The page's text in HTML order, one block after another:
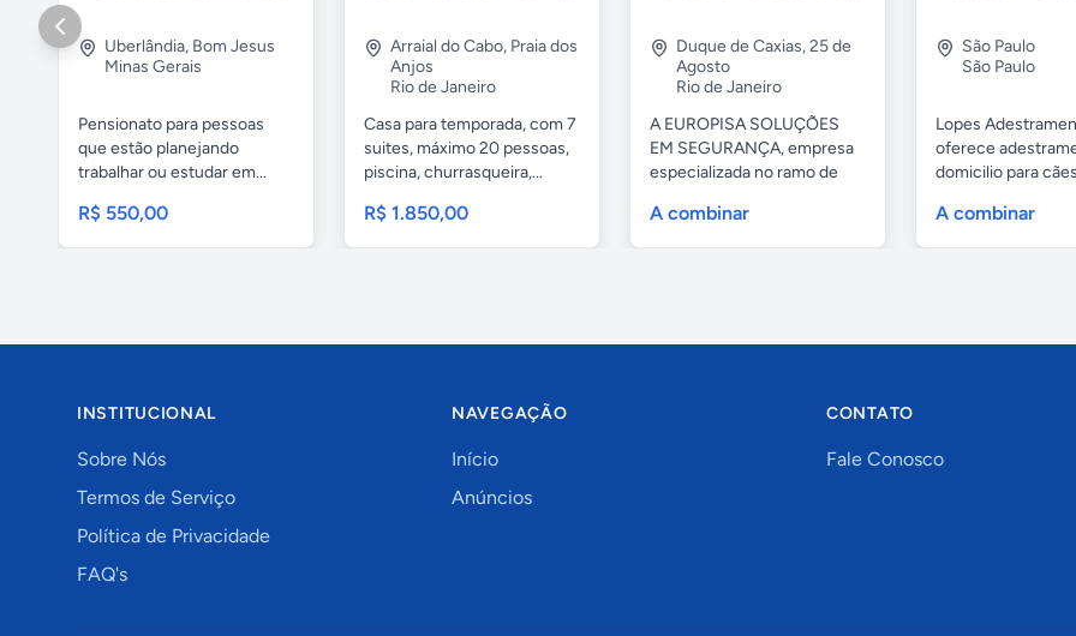
Uberlândia, Bom Jesus
Minas Gerais
Pensionato para pessoas
que estão planejando
trabalhar ou estudar em...
R$ 550,00
Arraial do Cabo, Praia dos
Anjos
Rio de Janeiro
Casa para temporada, com 7
suites, máximo 20 pessoas,
piscina, churrasqueira,...
R$ 1.850,00
Duque de Caxias,25 de
Agosto
Rio de Janeiro
A EUROPISA SOLUÇÕES
EM SEGURANÇA, empresa
especializada no ramo de
A combinar
São Paulo
São Paulo
Lopes
oferece
domicilio para
A combinar
INSTITUCIONAL
Sobre Nós
Termos de Serviço
Política de Privacidade
FAQ's
NAVEGAÇÃO
Início
Anúncios
CONTATO
Fale Conosco